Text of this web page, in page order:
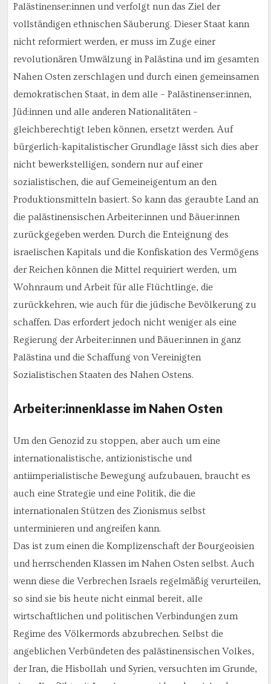
Palästinenser:innen und verfolgt nun das Ziel der
vollständigen ethnischen Säuberung. Dieser Staat kann
nicht reformiert werden, er muss im Zuge einer
revolutionären Umwälzung in Palästina und im gesamten
Nahen Osten zerschlagen und durch einen gemeinsamen
demokratischen Staat, in dem alle – Palästinenser:innen,
Jüd:innen und alle anderen Nationalitäten –
gleichberechtigt leben können, ersetzt werden. Auf
bürgerlich-kapitalistischer Grundlage lässt sich dies aber
nicht bewerkstelligen, sondern nur auf einer
sozialistischen, die auf Gemeineigentum an den
Produktionsmitteln basiert. So kann das geraubte Land an
die palästinensischen Arbeiter:innen und Bäuer:innen
zurückgegeben werden. Durch die Enteignung des
israelischen Kapitals und die Konfiskation des Vermögens
der Reichen können die Mittel requiriert werden, um
Wohnraum und Arbeit für alle Flüchtlinge, die
zurückkehren, wie auch für die jüdische Bevölkerung zu
schaffen. Das erfordert jedoch nicht weniger als eine
Regierung der Arbeiter:innen und Bäuer:innen in ganz
Palästina und die Schaffung von Vereinigten
Sozialistischen Staaten des Nahen Ostens.
Arbeiter:innenklasse im Nahen Osten
Um den Genozid zu stoppen, aber auch um eine
internationalistische, antizionistische und
antiimperialistische Bewegung aufzubauen, braucht es
auch eine Strategie und eine Politik, die die
internationalen Stützen des Zionismus selbst
unterminieren und angreifen kann.
Das ist zum einen die Komplizenschaft der Bourgeoisien
und herrschenden Klassen im Nahen Osten selbst. Auch
wenn diese die Verbrechen Israels regelmäßig verurteilen,
so sind sie bis heute nicht einmal bereit, alle
wirtschaftlichen und politischen Verbindungen zum
Regime des Völkermords abzubrechen. Selbst die
angeblichen Verbündeten des palästinensischen Volkes,
der Iran, die Hisbollah und Syrien, versuchten im Grunde,